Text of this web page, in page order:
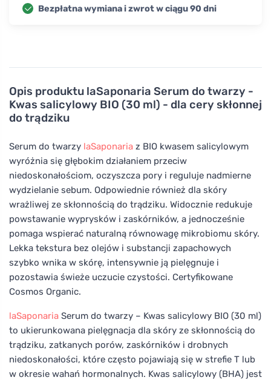
Opis produktu laSaponaria Serum do twarzy -
Kwas salicylowy BIO (30 ml) - dla cery skłonnej
do trądziku
Serum do twarzy laSaponaria z BIO kwasem salicylowym
wyróżnia się głębokim działaniem przeciw
niedoskonałościom, oczyszcza pory i reguluje nadmierne
wydzielanie sebum. Odpowiednie również dla skóry
wrażliwej ze skłonnością do trądziku. Widocznie redukuje
powstawanie wyprysków i zaskórników, a jednocześnie
pomaga wspierać naturalną równowagę mikrobiomu skóry.
Lekka tekstura bez olejów i substancji zapachowych
szybko wnika w skórę, intensywnie ją pielęgnuje i
pozostawia świeże uczucie czystości. Certyfikowane
Cosmos Organic.
laSaponaria Serum do twarzy – Kwas salicylowy BIO (30 ml)
to ukierunkowana pielęgnacja dla skóry ze skłonnością do
trądziku, zatkanych porów, zaskórników i drobnych
niedoskonałości, które często pojawiają się w strefie T lub
w okresie wahań hormonalnych. Kwas salicylowy (BHA) jest
Bezpłatna wymiana i zwrot w ciągu 90 dni